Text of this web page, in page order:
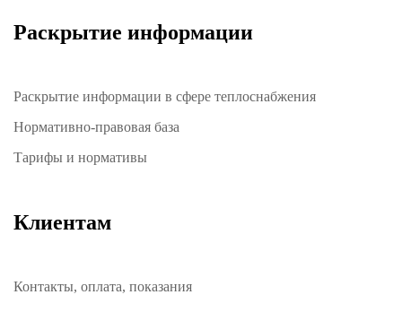
Раскрытие информации
Раскрытие информации в сфере теплоснабжения
Нормативно-правовая база
Тарифы и нормативы
Клиентам
Контакты, оплата, показания